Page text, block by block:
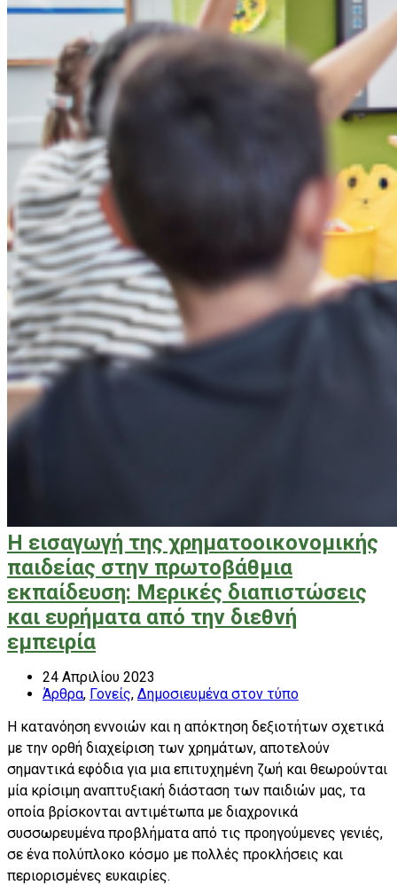
Επικοινωνία
Η εισαγωγή της χρηματοοικονομικής
παιδείας στην πρωτοβάθμια
εκπαίδευση: Μερικές διαπιστώσεις
και ευρήματα από την διεθνή
εμπειρία
24 Απριλίου 2023
Άρθρα, Γονείς, Δημοσιευμένα στον τύπο
Η κατανόηση εννοιών και η απόκτηση δεξιοτήτων σχετικά
με την ορθή διαχείριση των χρημάτων, αποτελούν
σημαντικά εφόδια για μια επιτυχημένη ζωή και θεωρούνται
μία κρίσιμη αναπτυξιακή διάσταση των παιδιών μας, τα
οποία βρίσκονται αντιμέτωπα με διαχρονικά
συσσωρευμένα προβλήματα από τις προηγούμενες γενιές,
σε ένα πολύπλοκο κόσμο με πολλές προκλήσεις και
περιορισμένες ευκαιρίες.